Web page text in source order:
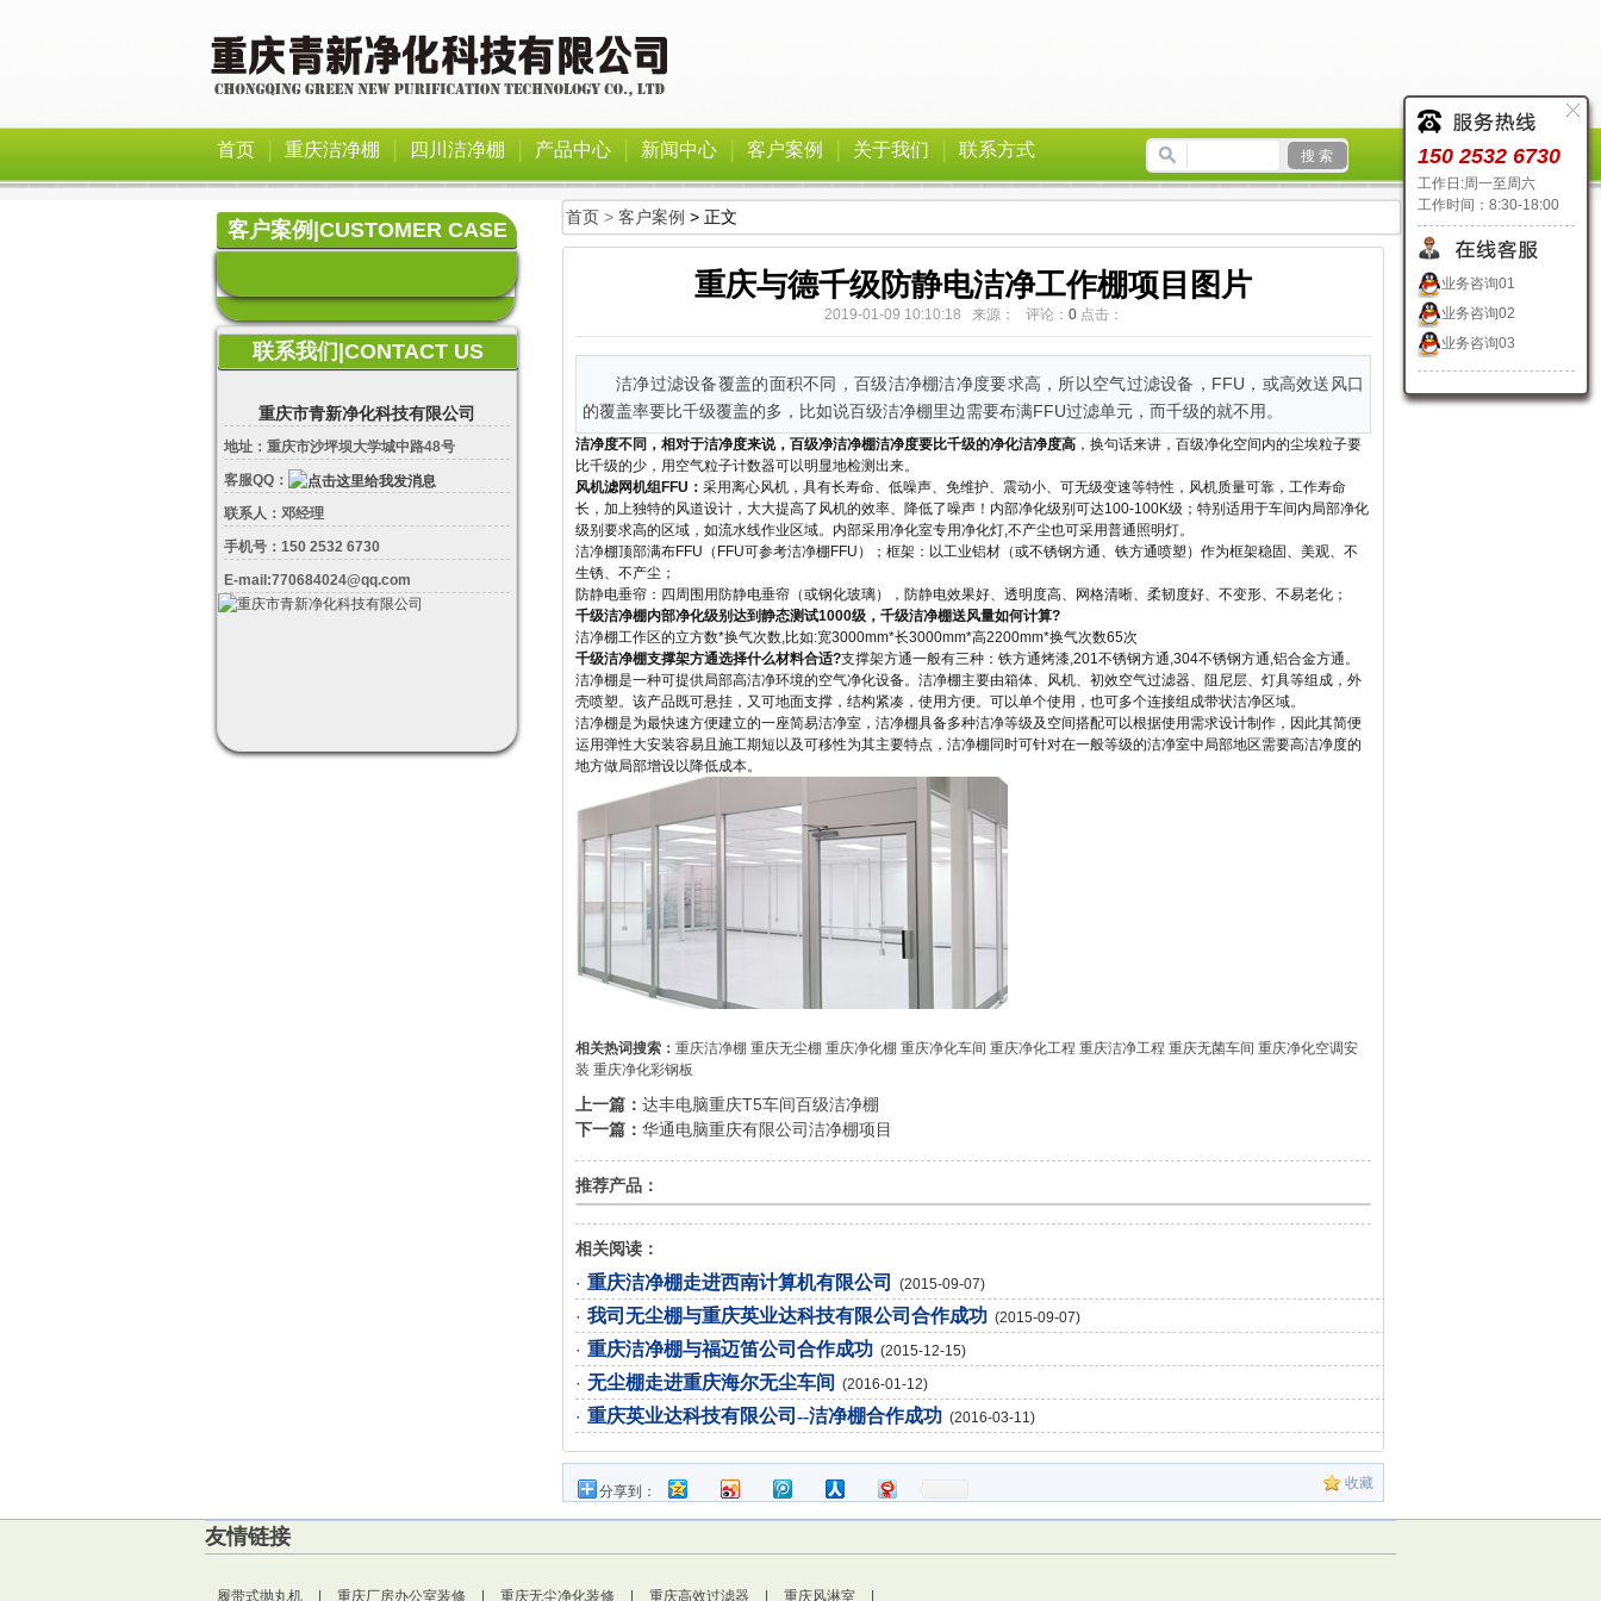
首页 重庆洁净棚 四川洁净棚 产品中心 新闻中心 客户案例 关于我们 联系方式
客户案例|CUSTOMER CASE
联系我们|CONTACT US
重庆市青新净化科技有限公司
地址：重庆市沙坪坝大学城中路48号
客服QQ：
联系人：邓经理
手机号：150 2532 6730
E-mail:770684024@qq.com
首页 > 客户案例 > 正文
重庆与德千级防静电洁净工作棚项目图片
2019-01-09 10:10:18 来源： 评论： 0点击：
洁净过滤设备覆盖的面积不同，百级洁净棚洁净度要求高，所以空气过滤设备，FFU，或高效送风口
的覆盖率要比千级覆盖的多，比如说百级洁净棚里边需要布满FFU过滤单元，而千级的就不用。
洁净度不同，相对于洁净度来说，百级净洁净棚洁净度要比千级的净化洁净度高 ，换句话来讲，百级净化空间内的尘埃粒子要
比千级的少，用空气粒子计数器可以明显地检测出来。
风机滤网机组FFU： 采用离心风机，具有长寿命、低噪声、免维护、震动小、可无级变速等特性，风机质量可靠，工作寿命
长，加上独特的风道设计，大大提高了风机的效率、降低了噪声！内部净化级别可达100-100K级；特别适用于车间内局部净化
级别要求高的区域，如流水线作业区域。内部采用净化室专用净化灯,不产尘也可采用普通照明灯。
洁净棚顶部满布FFU（FFU可参考洁净棚FFU）；框架：以工业铝材（或不锈钢方通、铁方通喷塑）作为框架稳固、美观、不
生锈、不产尘；
防静电垂帘：四周围用防静电垂帘（或钢化玻璃），防静电效果好、透明度高、网格清晰、柔韧度好、不变形、不易老化；
千级洁净棚内部净化级别达到静态测试1000级，千级洁净棚送风量如何计算?
洁净棚工作区的立方数*换气次数,比如:宽3000mm*长3000mm*高2200mm*换气次数65次
千级洁净棚支撑架方通选择什么材料合适?支撑架方通一般有三种：铁方通烤漆,201不锈钢方通,304不锈钢方通,铝合金方通。
洁净棚是一种可提供局部高洁净环境的空气净化设备。洁净棚主要由箱体、风机、初效空气过滤器、阻尼层、灯具等组成，外
壳喷塑。该产品既可悬挂，又可地面支撑，结构紧凑，使用方便。可以单个使用，也可多个连接组成带状洁净区域。
洁净棚是为最快速方便建立的一座简易洁净室，洁净棚具备多种洁净等级及空间搭配可以根据使用需求设计制作，因此其简便
运用弹性大安装容易且施工期短以及可移性为其主要特点，洁净棚同时可针对在一般等级的洁净室中局部地区需要高洁净度的
地方做局部增设以降低成本。
相关热词搜索： 重庆洁净棚 重庆无尘棚 重庆净化棚 重庆净化车间 重庆净化工程 重庆洁净工程 重庆无菌车间 重庆净化空调安
装 重庆净化彩钢板
上一篇： 达丰电脑重庆T5车间百级洁净棚
下一篇： 华通电脑重庆有限公司洁净棚项目
推荐产品：
相关阅读：
· 重庆洁净棚走进西南计算机有限公司 (2015-09-07)
· 我司无尘棚与重庆英业达科技有限公司合作成功 (2015-09-07)
· 重庆洁净棚与福迈笛公司合作成功 (2015-12-15)
· 无尘棚走进重庆海尔无尘车间 (2016-01-12)
· 重庆英业达科技有限公司--洁净棚合作成功 (2016-03-11)
分享到： 收藏
友情链接
履带式抛丸机 重庆厂房办公室装修 重庆无尘净化装修 重庆高效过滤器 重庆风淋室
150 2532 6730
工作日:周一至周六
工作时间：8:30-18:00
业务咨询01
业务咨询02
业务咨询03